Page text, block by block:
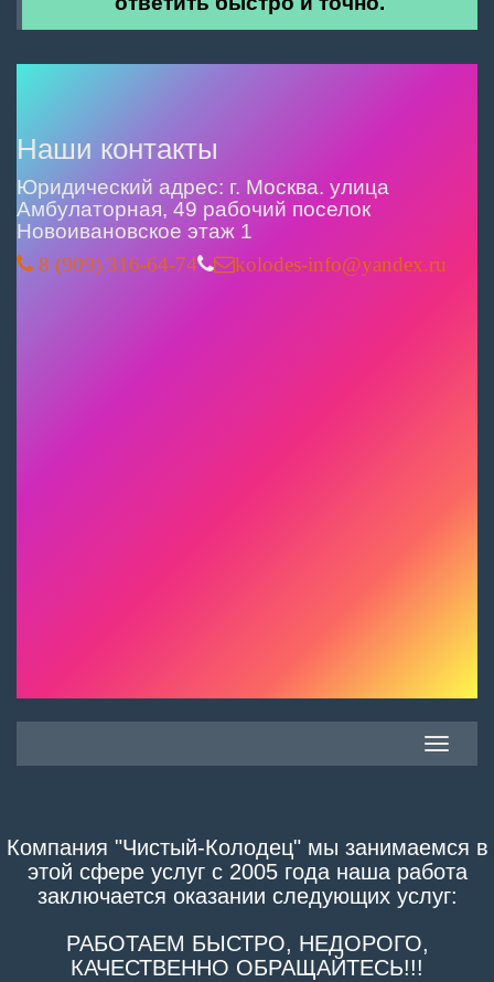
Наши контакты
Юридический адрес: г. Москва. улица
Амбулаторная, 49 рабочий поселок
Новоивановское этаж 1
8 (909) 316-64-74 kolodes-info@yandex.ru
Toggle
Компания "Чистый-Колодец" мы занимаемся в
этой сфере услуг с 2005 года наша работа
заключается оказании следующих услуг:
РАБОТАЕМ БЫСТРО, НЕДОРОГО,
КАЧЕСТВЕННО ОБРАЩАЙТЕСЬ!!!